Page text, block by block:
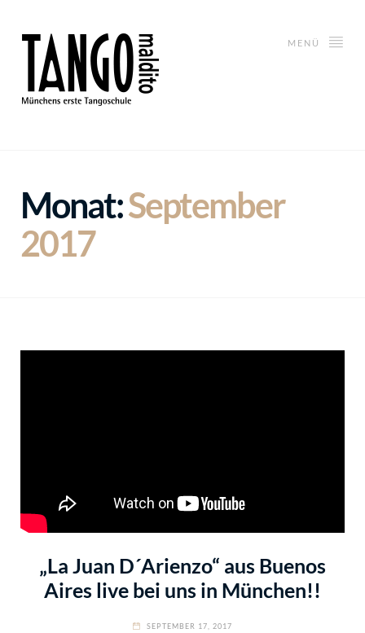
MENÜ
Monat:September
2017
„La Juan D´Arienzo“ aus Buenos
Aires live bei uns in München!!
SEPTEMBER 17, 2017